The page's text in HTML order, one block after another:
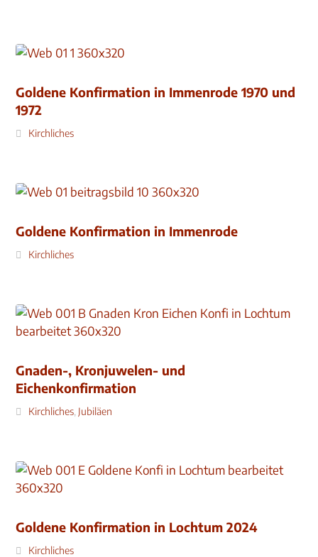
Goldene Konfirmation in Immenrode 1970 und
1972
Kirchliches
Goldene Konfirmation in Immenrode
Kirchliches
Gnaden-, Kronjuwelen- und
Eichenkonfirmation
Kirchliches, Jubiläen
Goldene Konfirmation in Lochtum 2024
Kirchliches